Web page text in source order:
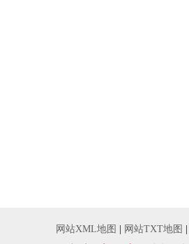
网站XML地图 网站TXT地图